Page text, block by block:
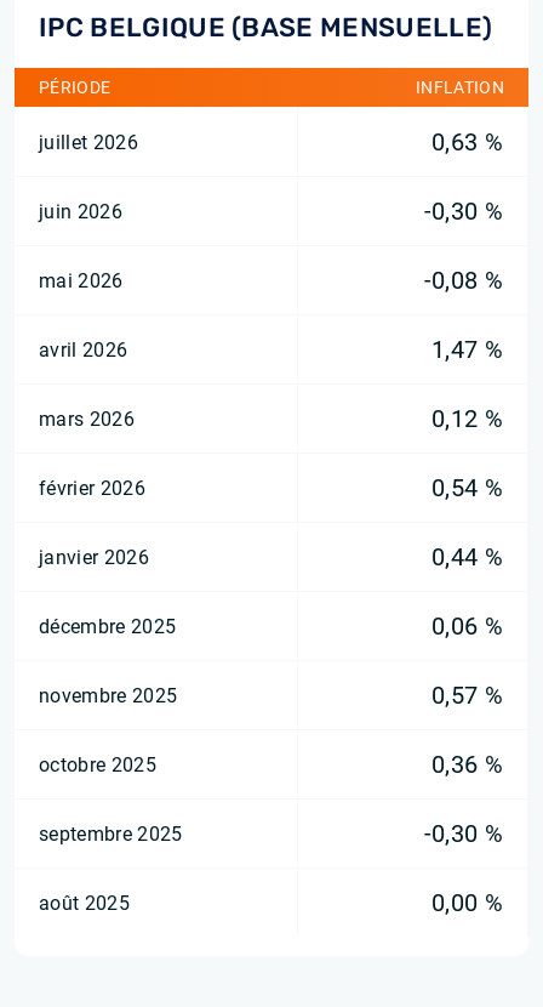
IPC BELGIQUE (BASE MENSUELLE)
PÉRIODE INFLATION
juillet 2026 0,63 %
juin 2026 -0,30 %
mai 2026 -0,08 %
avril 2026 1,47 %
mars 2026 0,12 %
février 2026 0,54 %
janvier 2026 0,44 %
décembre 2025 0,06 %
novembre 2025 0,57 %
octobre 2025 0,36 %
septembre 2025 -0,30 %
août 2025 0,00 %